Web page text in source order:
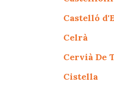
Castelló
Celrà
Cervià De
Cistella